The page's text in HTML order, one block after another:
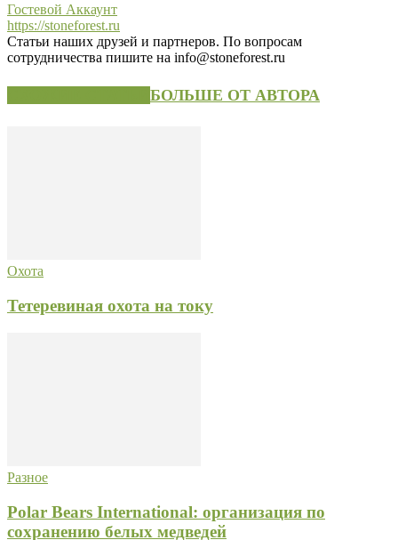
Гостевой Аккаунт
https://stoneforest.ru
Статьи наших друзей и партнеров. По вопросам
сотрудничества пишите на info@stoneforest.ru
БОЛЬШЕ ОТ АВТОРА
Охота
Тетеревиная охота на току
Разное
Polar Bears International: организация по
сохранению белых медведей